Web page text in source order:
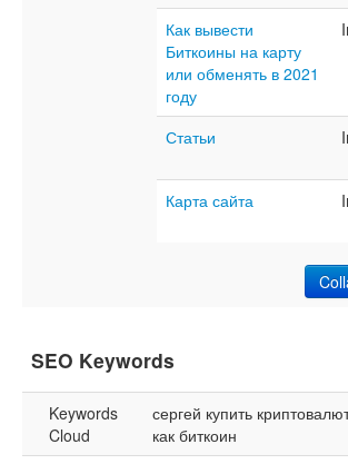
Как вывести
Биткоины на карту
или обменять в 2021
году
Статьи
Карта сайта
SEO Keywords
Keywords
Cloud
сергей купить
как биткоин